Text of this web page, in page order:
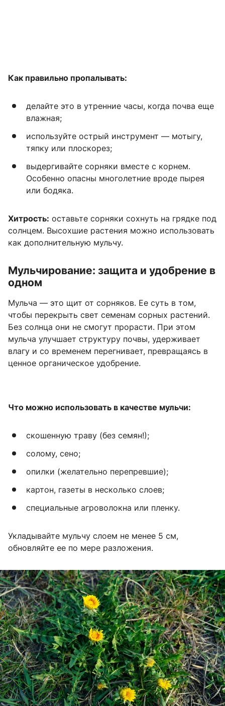
Как правильно пропалывать:
делайте это в утренние часы, когда почва еще
влажная;
используйте острый инструмент — мотыгу,
тяпку или плоскорез;
выдергивайте сорняки вместе с корнем.
Особенно опасны многолетние вроде пырея
или бодяка.
Хитрость: оставьте сорняки сохнуть на грядке под
солнцем. Высохшие растения можно использовать
как дополнительную мульчу.
Мульчирование: защита и удобрение в
одном
Мульча — это щит от сорняков. Ее суть в том,
чтобы перекрыть свет семенам сорных растений.
Без солнца они не смогут прорасти. При этом
мульча улучшает структуру почвы, удерживает
влагу и со временем перегнивает, превращаясь в
ценное органическое удобрение.
Что можно использовать в качестве мульчи:
скошенную траву (без семян!);
солому, сено;
опилки (желательно перепревшие);
картон, газеты в несколько слоев;
специальные агроволокна или пленку.
Укладывайте мульчу слоем не менее 5 см,
обновляйте ее по мере разложения.